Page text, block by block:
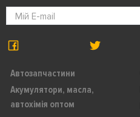
Автозапчастини
Акумулятори, масла,
автохімія оптом